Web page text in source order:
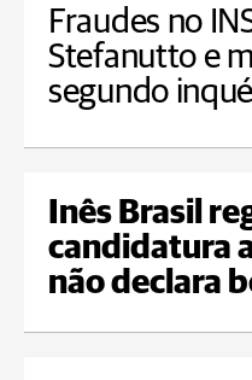
Fraudes no
Stefanutto e
segundo
Inês Brasil
candidatura
não declara